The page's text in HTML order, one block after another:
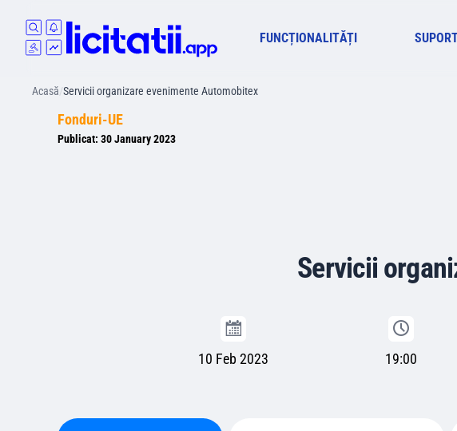
FUNCȚIONALITĂȚI
Acasă/Servicii organizare evenimente Automobitex
Fonduri-UE
Publicat: 30 January 2023
Servicii
10 Feb 2023 19:00